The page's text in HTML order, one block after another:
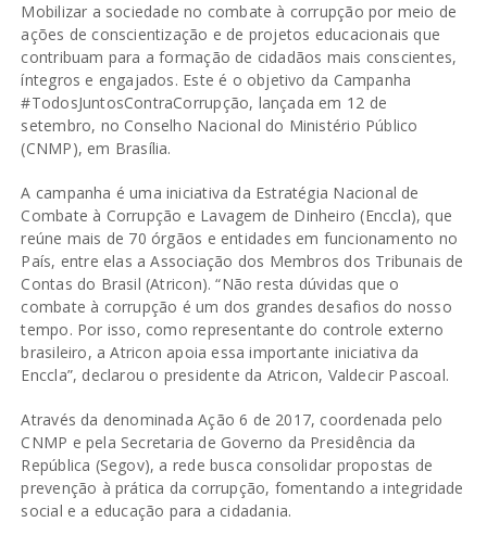
Mobilizar a sociedade no combate à corrupção por meio de
ações de conscientização e de projetos educacionais que
contribuam para a formação de cidadãos mais conscientes,
íntegros e engajados. Este é o objetivo da Campanha
#TodosJuntosContraCorrupção, lançada em 12 de
setembro, no Conselho Nacional do Ministério Público
(CNMP), em Brasília.
A campanha é uma iniciativa da Estratégia Nacional de
Combate à Corrupção e Lavagem de Dinheiro (Enccla), que
reúne mais de 70 órgãos e entidades em funcionamento no
País, entre elas a Associação dos Membros dos Tribunais de
Contas do Brasil (Atricon). “Não resta dúvidas que o
combate à corrupção é um dos grandes desafios do nosso
tempo. Por isso, como representante do controle externo
brasileiro, a Atricon apoia essa importante iniciativa da
Enccla”, declarou o presidente da Atricon, Valdecir Pascoal.
Através da denominada Ação 6 de 2017, coordenada pelo
CNMP e pela Secretaria de Governo da Presidência da
República (Segov), a rede busca consolidar propostas de
prevenção à prática da corrupção, fomentando a integridade
social e a educação para a cidadania.